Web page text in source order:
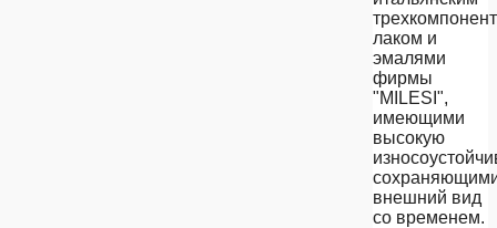
лаком и
эмалями
фирмы
"MILESI",
имеющими
высокую
внешний вид
со временем.